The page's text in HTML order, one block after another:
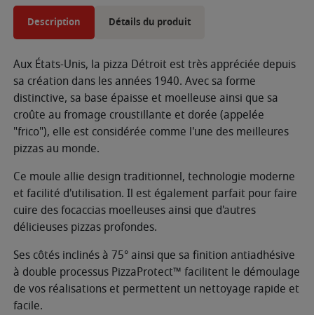
Description Détails du produit
Aux États-Unis, la pizza Détroit est très appréciée depuis
sa création dans les années 1940. Avec sa forme
distinctive, sa base épaisse et moelleuse ainsi que sa
croûte au fromage croustillante et dorée (appelée
"frico"), elle est considérée comme l'une des meilleures
pizzas au monde.
Ce moule allie design traditionnel, technologie moderne
et facilité d'utilisation. Il est également parfait pour faire
cuire des focaccias moelleuses ainsi que d'autres
délicieuses pizzas profondes.
Ses côtés inclinés à 75° ainsi que sa finition antiadhésive
à double processus PizzaProtect™ facilitent le démoulage
de vos réalisations et permettent un nettoyage rapide et
facile.